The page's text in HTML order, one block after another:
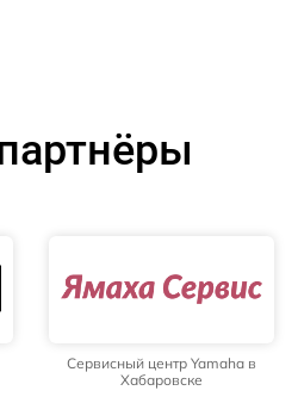
Сервисный центр Yamaha в
Хабаровске